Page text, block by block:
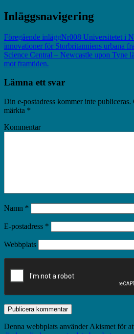
Inläggsnavigering
Föregående inläggNr008 Universitetet i
innovationer för Storbritanniens urbana
Science Central – Newcastle upon Tyne
mot framtiden.
Lämna ett svar
Din e-postadress kommer inte publiceras.
märkta *
Kommentar
Namn *
E-postadress *
Webbplats
Denna webbplats använder Akismet för